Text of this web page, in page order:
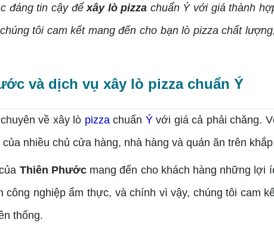
đáng tin cậy đểxây lò pizza chuẩn Ý với giá thành
tôi cam kết mang đến cho bạn lò pizza chất
và dịch vụ xây lò pizza chuẩn Ý
về xây lò pizzachuẩn Ývới giá cả phải chăng.
nhiều chủ cửa hàng, nhà hàng và quán ăn trên
Thiên Phướcmang đến cho khách hàng những lợi
công nghiệp ẩm thực, và chính vì vậy, chúng tôi cam
thống.